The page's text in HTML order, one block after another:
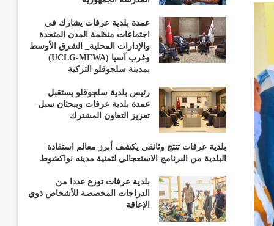
عمدة بلدية عرفات يشارك في
اجتماعات منظمة المدن المتحدة
والإدارات المحلية_ الشرق الأوسط
وغرب آسيا (UCLG-MEWA)
بمدينة سلجوقلو التركية
رئيس بلدية سلجوقلو يستقبل
عمدة بلدية عرفات ويبحثان سبل
تعزيز التعاون المشترك
بلدية عرفات تنتج وثائقي يكشف أبرز معالم استفادة
البلدية من البرنامج الاستعجالي لتمنية مدينه نواكشوط
بلدية عرفات توزع عددا من
الدراجات المخصصة للأشخاص ذوي
الإعاقة